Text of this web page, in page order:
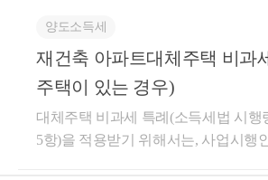
세가 적용되지 않습니다.무조건 1년
야 합니다.(서면-2022-부동산-2813,
택 양도 기한신축주택이 완공되기 전
공된 후 양도하는 경우3년 이내에 대
야 합니다.완공 후 3년 이내 양도하는
택에 대한 거주요건이 붙습니다.3년
건축 사업의 관리처분계획인가로 인
로 선정된 지위라고 표현되어 있습니
주택의 멸실까지 이뤄질 것을 요합니
조의3(주택 수의 판단 범위)제13조의2
음 각 호의 어느 하나에 해당하는 경
에서 정하는 바에 따라 세대별 소유
* 종전 준공공임대주택(20.07㎡)을 재
은 주택(59.94㎡)으로 지자체에 변경
0. 재건축한 아파트B‘ 준공○
트B‘ 임대 개시 * 2021.06월 최초 고시
만원○ 2021.12.05. 아파트A‘ 준공, 입
파트C(대체주택) 양도
따른 사유에 해당하는 경우를 포함한
대1주택으로 보아 제154조제1항을 적용한
하는 경우 2. 종전의 주택이 조정대상
에서 조정대상지역에 있는 신규 주택
지역의 공고가 있은 날 이전에 신규
과배제가 가능합니다 답변 부탁드립니
양도하셔야만 일시적 2주택 양도소득
용받을 수 있습니다. 따라서 B주택 취
로부터 3년 이내인 28.05.14까지 A주
한 것입니다. B 취득당시, B가 입주권일 경우에 한해서
만 입주권 취득일로부터 3년 이내 A
양도소득세
재건축 아파트대체주택 비과
주택이 있는 경우)
대체주택 비과세 특례(소득세법 시행
5항)을 적용받기 위해서는, 사업시행